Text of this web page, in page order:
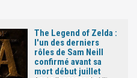
The Legend of Zelda :
l'un des derniers
rôles de Sam Neill
confirmé avant sa
mort début juillet